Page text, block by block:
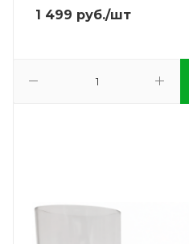
1 499 руб./шт